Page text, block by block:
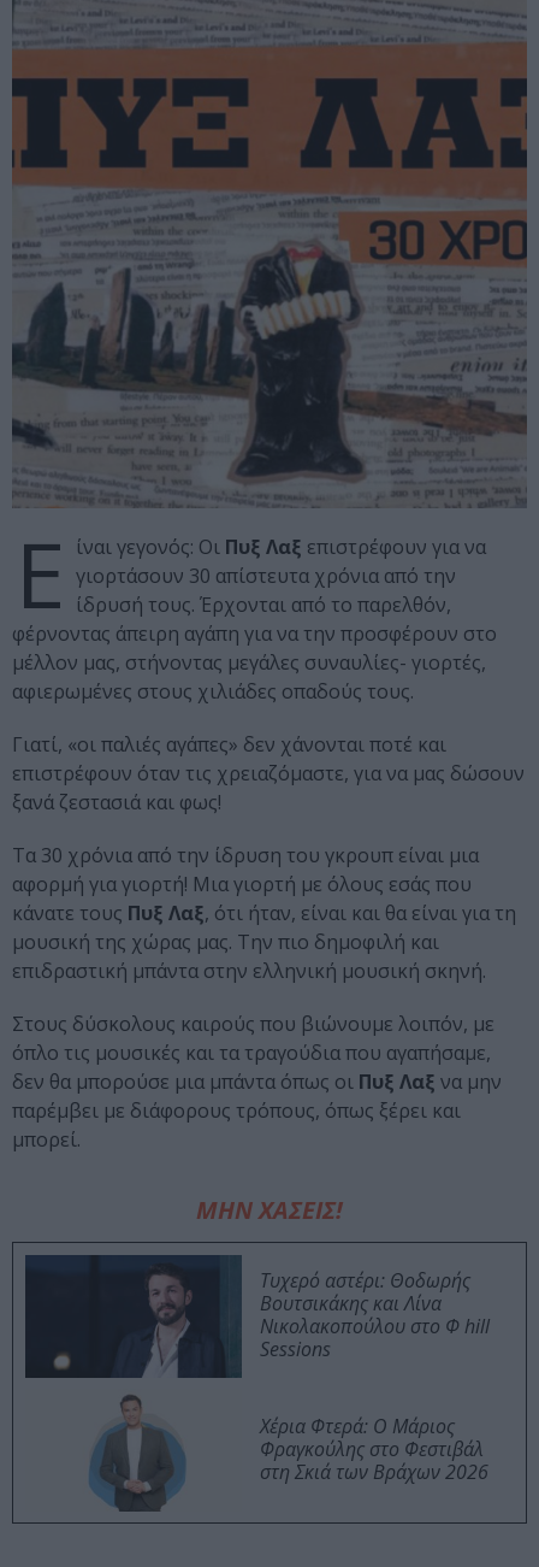
Ε ίναι γεγονός: Οι Πυξ Λαξ επιστρέφουν για να
γιορτάσουν 30 απίστευτα χρόνια από την
ίδρυσή τους. Έρχονται από το παρελθόν,
φέρνοντας άπειρη αγάπη για να την προσφέρουν στο
μέλλον μας, στήνοντας μεγάλες συναυλίες- γιορτές,
αφιερωμένες στους χιλιάδες οπαδούς τους.
Γιατί, «οι παλιές αγάπες» δεν χάνονται ποτέ και
επιστρέφουν όταν τις χρειαζόμαστε, για να μας δώσουν
ξανά ζεστασιά και φως!
Τα 30 χρόνια από την ίδρυση του γκρουπ είναι μια
αφορμή για γιορτή! Μια γιορτή με όλους εσάς που
κάνατε τους Πυξ Λαξ, ότι ήταν, είναι και θα είναι για τη
μουσική της χώρας μας. Την πιο δημοφιλή και
επιδραστική μπάντα στην ελληνική μουσική σκηνή.
Στους δύσκολους καιρούς που βιώνουμε λοιπόν, με
όπλο τις μουσικές και τα τραγούδια που αγαπήσαμε,
δεν θα μπορούσε μια μπάντα όπως οι Πυξ Λαξ να μην
παρέμβει με διάφορους τρόπους, όπως ξέρει και
μπορεί.
ΜΗΝ ΧΑΣΕΙΣ!
Τυχερό αστέρι: Θοδωρής
Βουτσικάκης και Λίνα
Νικολακοπούλου στο Φ hill
Sessions
Χέρια Φτερά: Ο Μάριος
Φραγκούλης στο Φεστιβάλ
στη Σκιά των Βράχων 2026